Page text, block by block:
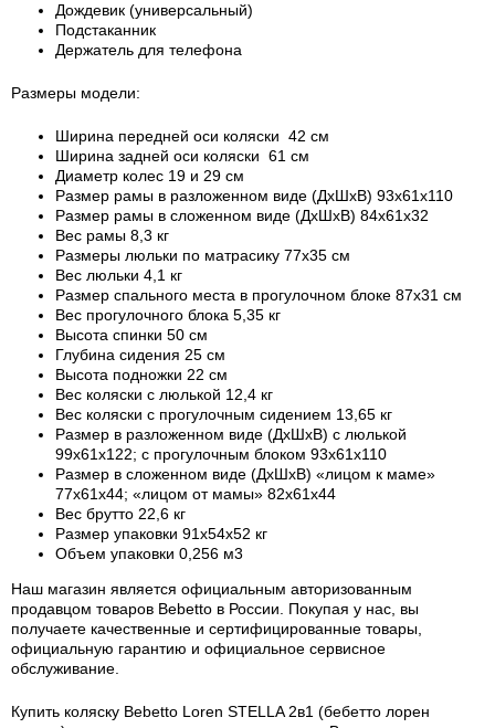
Дождевик (универсальный)
Подстаканник
Держатель для телефона
Размеры модели:
Ширина передней оси коляски 42 см
Ширина задней оси коляски 61 см
Диаметр колес 19 и 29 см
Размер рамы в разложенном виде (ДхШхВ) 93х61х110
Размер рамы в сложенном виде (ДхШхВ) 84х61х32
Вес рамы 8,3 кг
Размеры люльки по матрасику 77х35 см
Вес люльки 4,1 кг
Размер спального места в прогулочном блоке 87х31 см
Вес прогулочного блока 5,35 кг
Высота спинки 50 см
Глубина сидения 25 см
Высота подножки 22 см
Вес коляски с люлькой 12,4 кг
Вес коляски с прогулочным сидением 13,65 кг
Размер в разложенном виде (ДхШхВ) с люлькой
99х61х122; с прогулочным блоком 93х61х110
Размер в сложенном виде (ДхШхВ) «лицом к маме»
77x61x44; «лицом от мамы» 82x61x44
Вес брутто 22,6 кг
Размер упаковки 91х54х52 кг
Объем упаковки 0,256 м3
Наш магазин является официальным авторизованным
продавцом товаров Bebetto в России. Покупая у нас, вы
получаете качественные и сертифицированные товары,
официальную гарантию и официальное сервисное
обслуживание.
Купить коляску Bebetto Loren STELLA 2в1 (бебетто лорен